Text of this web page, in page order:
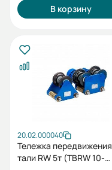
В корзину
20.02.000040
Тележка передвижения
тали RW 5т (TBRW 10-